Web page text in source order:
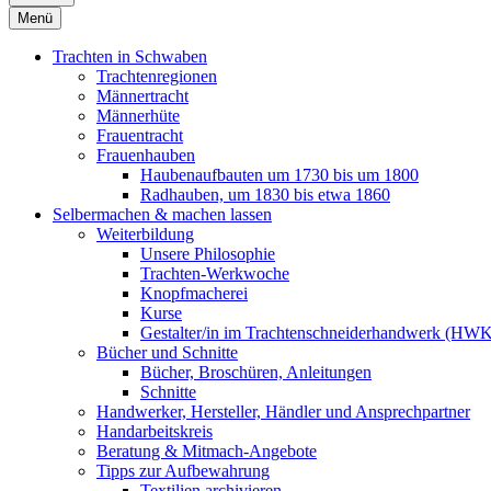
Menü
Trachten in Schwaben
Trachtenregionen
Männertracht
Männerhüte
Frauentracht
Frauenhauben
Haubenaufbauten um 1730 bis um 1800
Radhauben, um 1830 bis etwa 1860
Selbermachen & machen lassen
Weiterbildung
Unsere Philosophie
Trachten-Werkwoche
Knopfmacherei
Kurse
Gestalter/in im Trachtenschneiderhandwerk
Bücher und Schnitte
Bücher, Broschüren, Anleitungen
Schnitte
Handwerker, Hersteller, Händler und Ansprechpartner
Handarbeitskreis
Beratung & Mitmach-Angebote
Tipps zur Aufbewahrung